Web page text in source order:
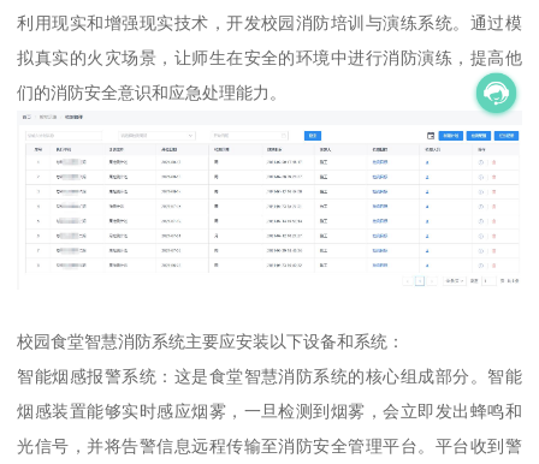
利用现实和增强现实技术，开发校园消防培训与演练系统。通过模
拟真实的火灾场景，让师生在安全的环境中进行消防演练，提高他
们的消防安全意识和应急处理能力。
校园食堂智慧消防系统主要应安装以下设备和系统：
智能烟感报警系统：这是食堂智慧消防系统的核心组成部分。智能
烟感装置能够实时感应烟雾，一旦检测到烟雾，会立即发出蜂鸣和
光信号，并将告警信息远程传输至消防安全管理平台。平台收到警